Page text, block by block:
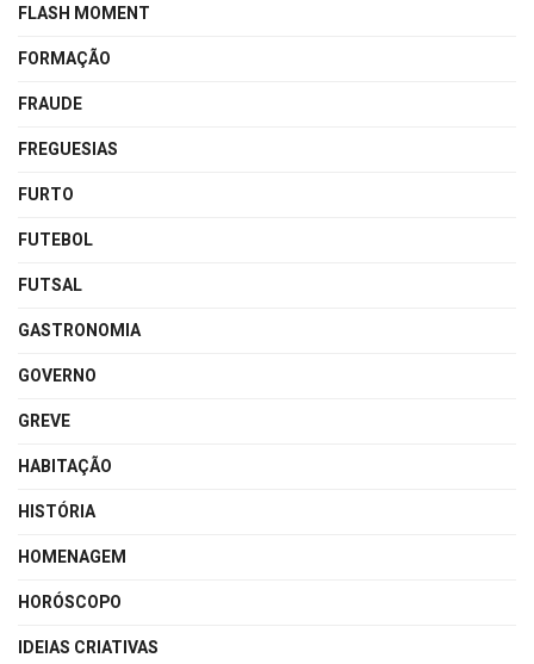
FLASH MOMENT
FORMAÇÃO
FRAUDE
FREGUESIAS
FURTO
FUTEBOL
FUTSAL
GASTRONOMIA
GOVERNO
GREVE
HABITAÇÃO
HISTÓRIA
HOMENAGEM
HORÓSCOPO
IDEIAS CRIATIVAS